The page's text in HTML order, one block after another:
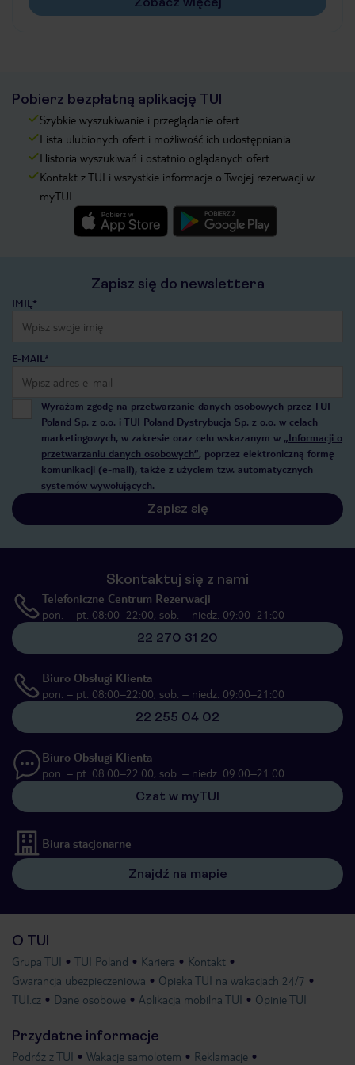
Pobierz bezpłatną aplikację TUI
Szybkie wyszukiwanie i przeglądanie ofert
Lista ulubionych ofert i możliwość ich udostępniania
Historia wyszukiwań i ostatnio oglądanych ofert
Kontakt z TUI i wszystkie informacje o Twojej rezerwacji w
myTUI
Zapisz się do newslettera
IMIĘ*
E-MAIL*
Wyrażam zgodę na przetwarzanie danych osobowych przez TUI
Poland Sp. z o.o. i TUI Poland Dystrybucja Sp. z o.o. w celach
marketingowych, w zakresie oraz celu wskazanym w „Informacji o
przetwarzaniu danych osobowych”, poprzez elektroniczną formę
komunikacji (e-mail), także z użyciem tzw. automatycznych
systemów wywołujących.
Zapisz się
Skontaktuj się z nami
Telefoniczne Centrum Rezerwacji
pon. – pt. 08:00–22:00, sob. – niedz. 09:00–21:00
22 270 31 20
Biuro Obsługi Klienta
pon. – pt. 08:00–22:00, sob. – niedz. 09:00–21:00
22 255 04 02
Biuro Obsługi Klienta
pon. – pt. 08:00–22:00, sob. – niedz. 09:00–21:00
Czat w myTUI
Biura stacjonarne
Znajdź na mapie
O TUI
Grupa TUI TUI Poland Kariera
Kontakt
Gwarancja ubezpieczeniowa
Opieka TUI na wakacjach 24/7
TUI.cz
Dane osobowe Aplikacja mobilna TUI Opinie TUI
Przydatne informacje
Podróż z TUI Wakacje samolotem Reklamacje